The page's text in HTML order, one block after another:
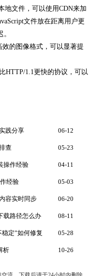
地文件，可以使用CDN来加
文件放在距离用户更
效的图像格式，可以显著提
HTTP/1.1更快的协议，可以
践分享 06-12
查 05-23
操作经验 04-11
经验 05-03
容实时同步 06-20
载路径怎么办 08-11
稳定”如何修复 05-28
析 10-26